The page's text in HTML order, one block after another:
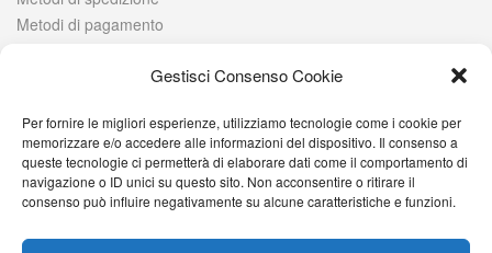
Gestisci Consenso Cookie
Per fornire le migliori esperienze, utilizziamo tecnologie come i cookie per
memorizzare e/o accedere alle informazioni del dispositivo. Il consenso a
queste tecnologie ci permetterà di elaborare dati come il comportamento di
navigazione o ID unici su questo sito. Non acconsentire o ritirare il
consenso può influire negativamente su alcune caratteristiche e funzioni.
Metodi di pagamento
© 2021 Italia Magazzini di Lombardo Raffaele – Via Giovanni
Iervolino, 384 – 80040 Poggiomarino (NA) Iscritta alla Camera di
Commercio di Napoli – P. IVA: 09527701214 – C.F.